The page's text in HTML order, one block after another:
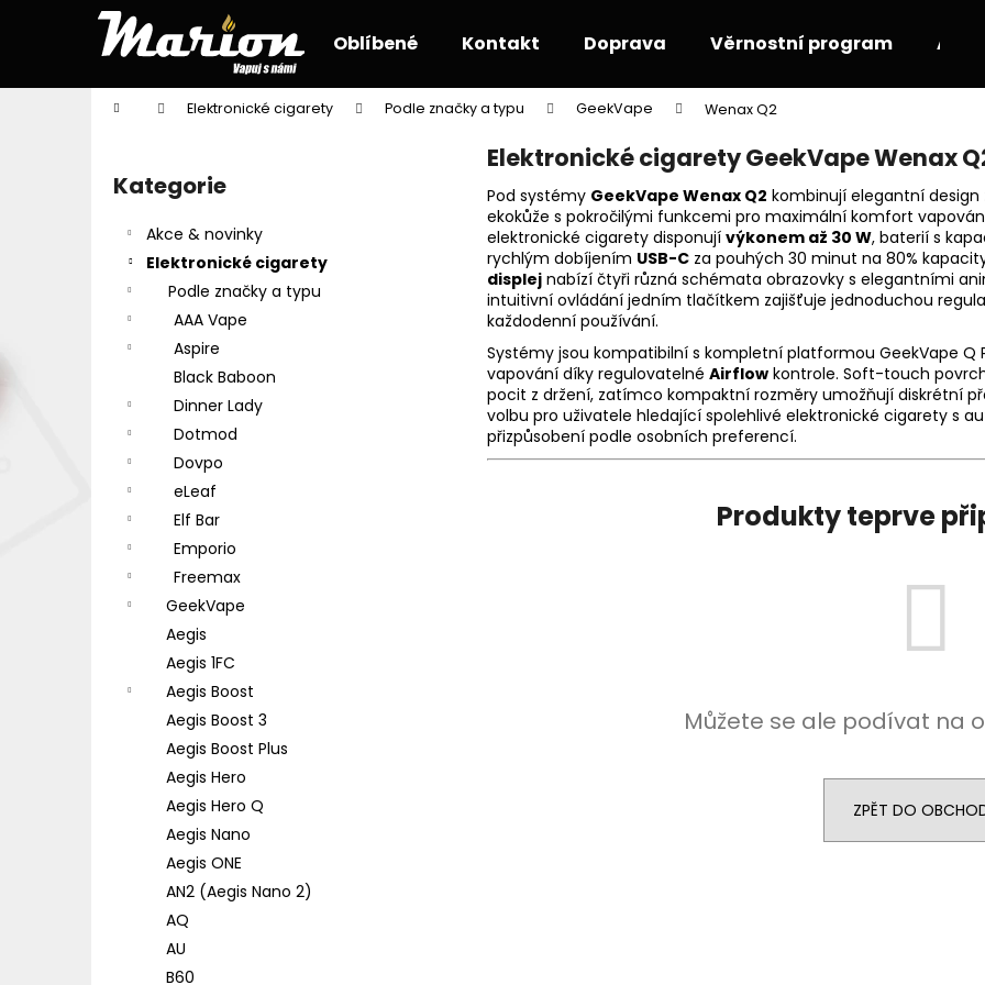
Oblíbené Kontakt Doprava Věrnostní program
Domů Elektronické cigarety Podle značky a typu GeekVape Wenax Q2
Přeskočit
kategorie
Kategorie
Akce & novinky
Elektronické cigarety
Podle značky a typu
AAA Vape
Aspire
Black Baboon
Dinner Lady
Dotmod
Dovpo
eLeaf
Elf Bar
Emporio
Freemax
GeekVape
Aegis
Aegis 1FC
Aegis Boost
Aegis Boost 3
Aegis Boost Plus
Aegis Hero
Aegis Hero Q
Aegis Nano
Aegis ONE
AN2 (Aegis Nano 2)
AQ
AU
B60
Elektronické cigarety GeekVape Wenax
Pod systémy GeekVape Wenax Q2 kombinují elegantní design
ekokůže s pokročilými funkcemi pro maximální komfort
elektronické cigarety disponují výkonem až 30 W, baterií s
rychlým dobíjením USB-C za pouhých 30 minut na 80%
displej nabízí čtyři různá schémata obrazovky s elegantními
intuitivní ovládání jedním tlačítkem zajišťuje jednoduchou
každodenní používání.
Systémy jsou kompatibilní s kompletní platformou GeekVape Q
vapování díky regulovatelné Airflow kontrole. Soft-touch
pocit z držení, zatímco kompaktní rozměry umožňují diskrétní
volbu pro uživatele hledající spolehlivé elektronické cigarety s
přizpůsobení podle osobních preferencí.
Produkty teprve
Můžete se ale podívat na
ZPĚT DO
í
Zpět
do
Zpět
do
Co potřebujete najít?
HLEDAT
Doporučujeme
DEKANG DESERT SHIP 10ML 18MG
155 Kč
Původně:195 Kč
BÁZE FIFTY
20MG